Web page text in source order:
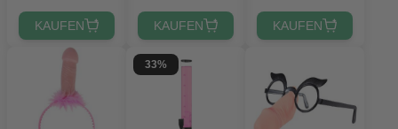
KAUFEN KAUFEN KAUFEN
33%